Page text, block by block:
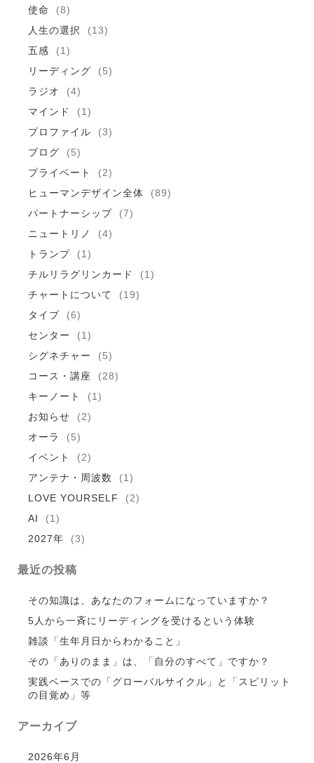
使命
(8)
人生の選択
(13)
五感
(1)
リーディング
(5)
ラジオ
(4)
マインド
(1)
プロファイル
(3)
ブログ
(5)
プライベート
(2)
ヒューマンデザイン全体
(89)
パートナーシップ
(7)
ニュートリノ
(4)
トランプ
(1)
チルリラグリンカード
(1)
チャートについて
(19)
タイプ
(6)
センター
(1)
シグネチャー
(5)
コース・講座
(28)
キーノート
(1)
お知らせ
(2)
オーラ
(5)
イベント
(2)
アンテナ・周波数
(1)
LOVE YOURSELF
(2)
AI
(1)
2027年
(3)
最近の投稿
その知識は、あなたのフォームになっていますか？
5人から一斉にリーディングを受けるという体験
雑談「生年月日からわかること」
その「ありのまま」は、「自分のすべて」ですか？
実践ベースでの「グローバルサイクル」と「スピリット
の目覚め」等
アーカイブ
2026年6月